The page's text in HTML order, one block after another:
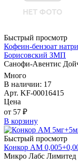
Быстрый просмотр
Кофеин-бензоат
Борисовский ЗМП
Санофи-Авентис
Много
В наличии: 17
Арт. KF-00016415
Цена
от 57 ₽
В корзину
Быстрый просмотр
Конкор АМ
Микро Лабс Лимитед